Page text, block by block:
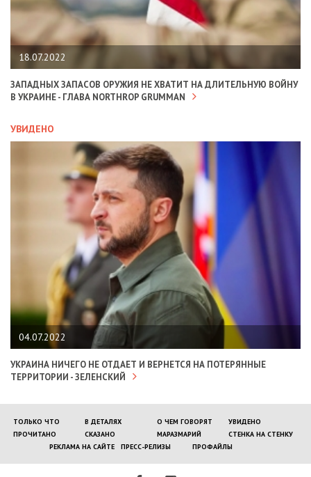
18.07.2022
ЗАПАДНЫХ ЗАПАСОВ ОРУЖИЯ НЕ ХВАТИТ НА ДЛИТЕЛЬНУЮ ВОЙНУ
В УКРАИНЕ - ГЛАВА NORTHROP GRUMMAN
УВИДЕНО
04.07.2022
УКРАИНА НИЧЕГО НЕ ОТДАЕТ И ВЕРНЕТСЯ НА ПОТЕРЯННЫЕ
ТЕРРИТОРИИ - ЗЕЛЕНСКИЙ
ТОЛЬКО ЧТО В ДЕТАЛЯХ О ЧЕМ ГОВОРЯТ
УВИДЕНО
ПРОЧИТАНО
СКАЗАНО МАРАЗМАРИЙ
СТЕНКА НА СТЕНКУ
РЕКЛАМА НА САЙТЕ
ПРЕСС-РЕЛИЗЫ ПРОФАЙЛЫ